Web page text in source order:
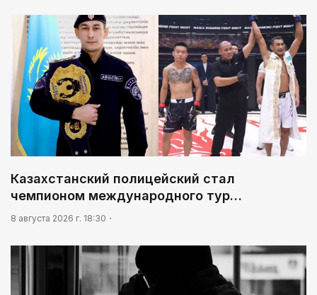
национального ремесла»
05:00
Легендарная велогонка
01:10
Каждый дом как хороший знакомый
Человекоцентричность в действии
Мой Абай
Казахстанский полицейский стал
чемпионом международного тур…
8 августа 2026 г. 18:30